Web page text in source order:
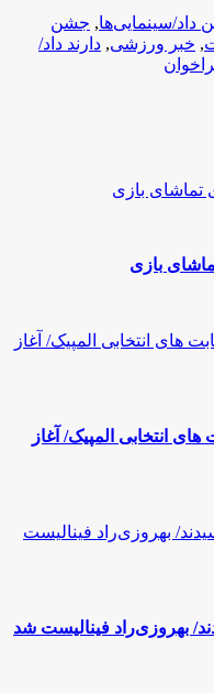
داد/سینمایی‌ها, جشن
, خبر ورزشی, دارند داد/
بازی
انتخابی المپیک/ آغاز
بهروزی‌راد فینالیست شد